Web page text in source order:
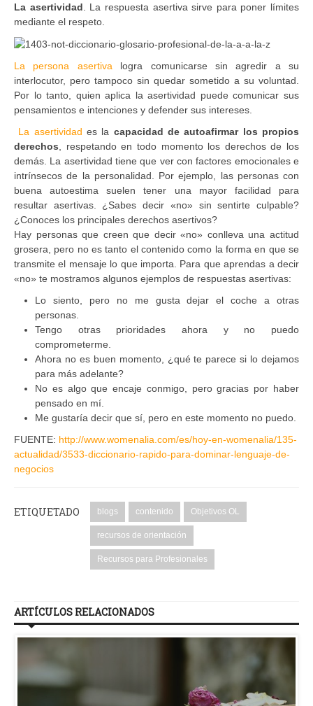
La asertividad . La respuesta asertiva sirve para poner límites
mediante el respeto.
La persona asertiva logra comunicarse sin agredir a su
interlocutor, pero tampoco sin quedar sometido a su voluntad.
Por lo tanto, quien aplica la asertividad puede comunicar sus
pensamientos e intenciones y defender sus intereses.
La asertividad es la capacidad de autoafirmar los propios
derechos , respetando en todo momento los derechos de los
demás. La asertividad tiene que ver con factores emocionales e
intrínsecos de la personalidad. Por ejemplo, las personas con
buena autoestima suelen tener una mayor facilidad para
resultar asertivas. ¿Sabes decir «no» sin sentirte culpable?
¿Conoces los principales derechos asertivos?
Hay personas que creen que decir «no» conlleva una actitud
grosera, pero no es tanto el contenido como la forma en que se
transmite el mensaje lo que importa. Para que aprendas a decir
«no» te mostramos algunos ejemplos de respuestas asertivas:
Lo siento, pero no me gusta dejar el coche a otras
personas.
Tengo otras prioridades ahora y no puedo
comprometerme.
Ahora no es buen momento, ¿qué te parece si lo dejamos
para más adelante?
No es algo que encaje conmigo, pero gracias por haber
pensado en mí.
Me gustaría decir que sí, pero en este momento no puedo.
FUENTE: http://www.womenalia.com/es/hoy-en-womenalia/135-
actualidad/3533-diccionario-rapido-para-dominar-lenguaje-de-
negocios
ETIQUETADO blogs contenido Objetivos OL
recursos de orientación
Recursos para Profesionales
ARTÍCULOS RELACIONADOS